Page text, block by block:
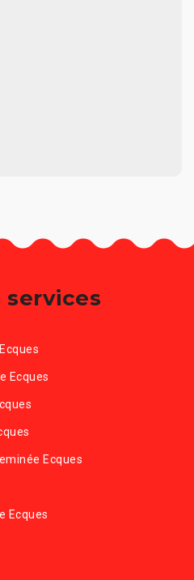
Ecques
Ecques
Ecques